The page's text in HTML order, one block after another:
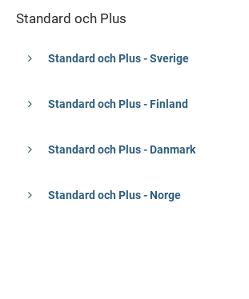
Standard och Plus
Standard och Plus - Sverige
Standard och Plus - Finland
Standard och Plus - Danmark
Standard och Plus - Norge